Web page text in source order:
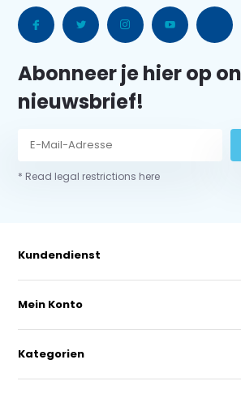
Abonneer je hier op
nieuwsbrief!
* Read legal restrictions here
Kundendienst
Mein Konto
Kategorien